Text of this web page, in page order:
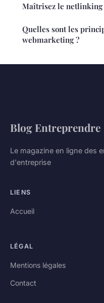
Maîtrisez le netlinking
Quelles sont les
webmarketing ?
Blog Entreprendre
Le magazine en ligne des
d'entreprise
LIENS
Accueil
LÉGAL
Mentions légales
Contact